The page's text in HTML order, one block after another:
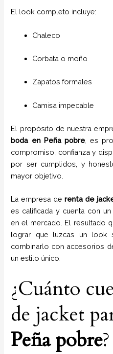
El look completo incluye:
Chaleco
Corbata o moño
Zapatos formales
Camisa impecable
El propósito de nuestra
boda en Peña pobre, es
compromiso, confianza y
por ser cumplidos, y
mayor objetivo.
La empresa derenta de
es calificada y cuenta con
en el mercado. El resultado
lograr que luzcas un look
combinarlo con accesorios
un estilo único.
¿Cuánto
de jacket
Peña pobre?